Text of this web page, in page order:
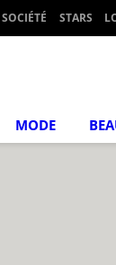
SOCIÉTÉ STARS
MODE